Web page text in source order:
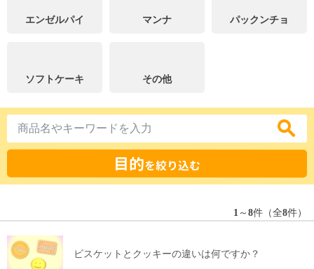
エンゼルパイ マンナ パックンチョ
ソフトケーキ その他
目的を絞り込む
1 ～ 8件（全8件）
ビスケットとクッキーの違いは何ですか？